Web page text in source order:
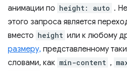
анимации по height: auto .
этого запроса является
вместо height или к любому
размеру, представленному
словами, как min-content ,